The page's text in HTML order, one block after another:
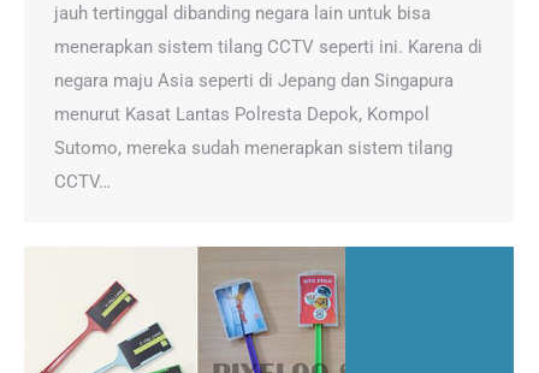
jauh tertinggal dibanding negara lain untuk bisa
menerapkan sistem tilang CCTV seperti ini. Karena di
negara maju Asia seperti di Jepang dan Singapura
menurut Kasat Lantas Polresta Depok, Kompol
Sutomo, mereka sudah menerapkan sistem tilang
CCTV…